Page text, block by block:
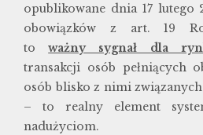
opublikowane dnia 17 lutego
obowiązków z art. 19
to
ważny sygnał dla
transakcji osób pełniących
osób blisko z nimi
– to realny element
nadużyciom.